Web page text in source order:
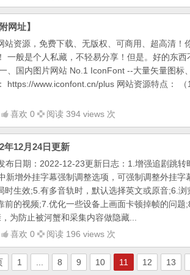
网址】
站资源，免费下载、无版权、可商用、超高清！
一般是个人私藏，不轻易分享！但是。好的东
、国内图片网站 No.1 IconFont --大量矢量图标
https://www.iconfont.cn/plus 网站资源特点：
喜欢 0 阅读 394 views 次
年12月24日更新
布日期：2022-12-23更新日志：1.增强追剧跳转
新增外挂字幕强制调整选项，可强制调整外挂字
时生效;5.有多音轨时，默认选择英文或原音;6.浏
前的视频;7.优化一些设备上画面卡顿掉帧的问题
为防止被河蟹和采集内容做隐藏...
喜欢 0 阅读 196 views 次
1 ... 8 9 10 11 12 13